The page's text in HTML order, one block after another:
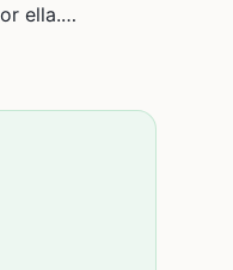
ella.
una cirugía
de sufrir, y si